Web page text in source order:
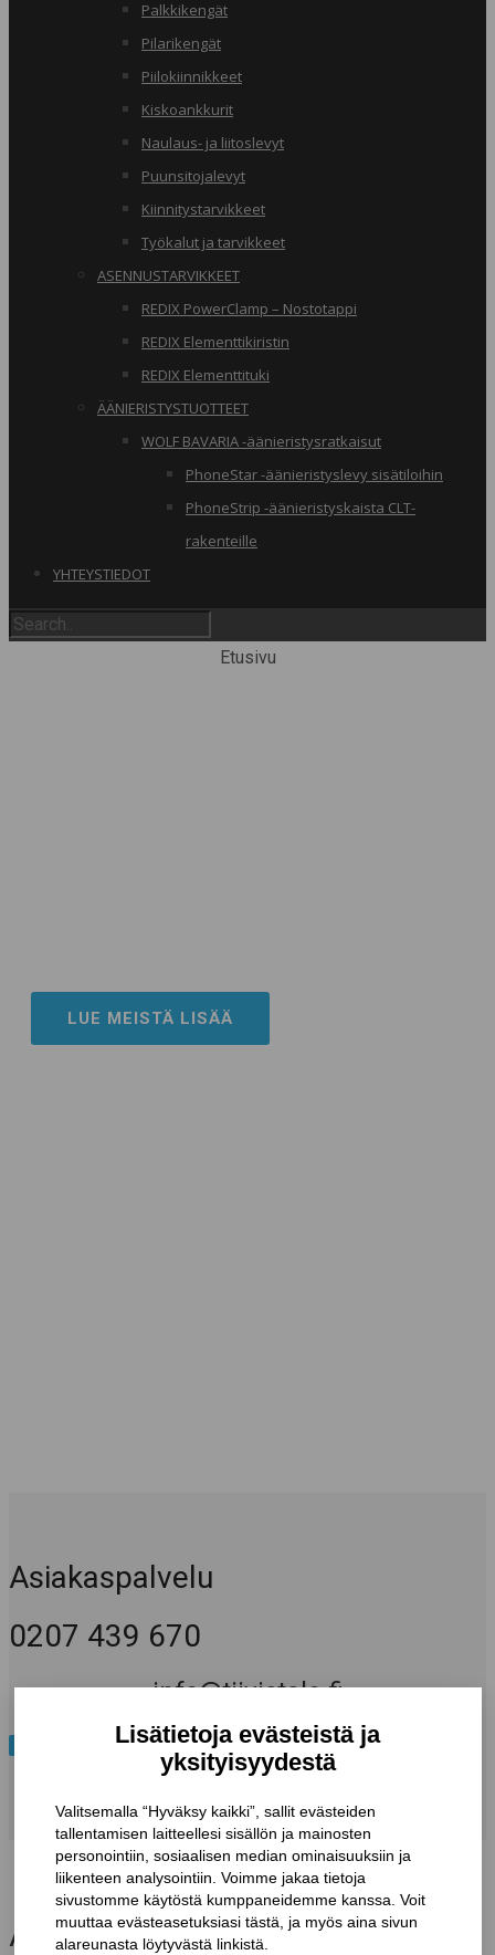
Palkkikengät
Pilarikengät
Piilokiinnikkeet
Kiskoankkurit
Naulaus- ja liitoslevyt
Puunsitojalevyt
Kiinnitystarvikkeet
Työkalut ja tarvikkeet
ASENNUSTARVIKKEET
REDIX PowerClamp – Nostotappi
REDIX Elementtikiristin
REDIX Elementtituki
ÄÄNIERISTYSTUOTTEET
WOLF BAVARIA -äänieristysratkaisut
PhoneStar -äänieristyslevy sisätiloihin
PhoneStrip -äänieristyskaista CLT-
rakenteille
YHTEYSTIEDOT
Etusivu
LUE MEISTÄ LISÄÄ
Asiakaspalvelu
0207 439 670
info@tiivistalo.fi
Muut yhteystiedot
AJANKOHTAISTA